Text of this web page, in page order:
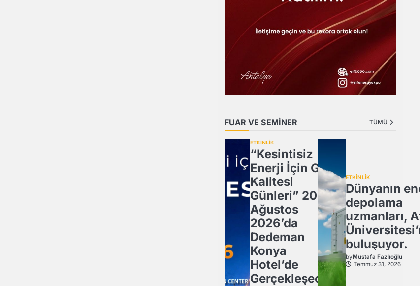
FUAR VE SEMİNER TÜMÜ
ETKİNLİK
“Kesintisiz
Enerji İçin Güç
Kalitesi
Günleri” 20
Ağustos
2026’da
Dedeman
Konya
Hotel’de
Gerçekleşecek
ETKİNLİK
Dünyanın
depolama
uzmanları,
buluşuyor.
byMustafa Fazlıoğlu
Temmuz 31, 2026